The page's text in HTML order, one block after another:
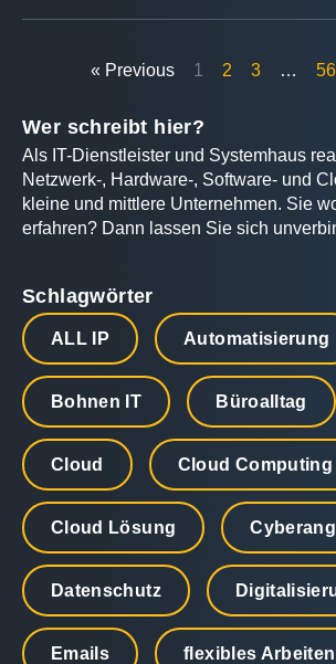
« Previous 1 2 3 … 56
Wer schreibt hier?
Als IT-Dienstleister und Systemhaus
Netzwerk-, Hardware-, Software- und
kleine und mittlere Unternehmen. Sie
erfahren? Dann lassen Sie sich
Schlagwörter
ALL IP Automatisierung
Bohnen IT Büroalltag
Cloud Cloud Computing
Cloud Lösung
Datenschutz
Emails flexibles Arbeiten